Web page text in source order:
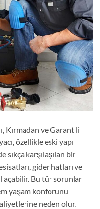
Kırmadan ve Garantili
özellikle eski yapı
karşılaşılan bir
gider hatları ve
açabilir. Bu tür sorunlar
yaşam konforunu
neden olur.